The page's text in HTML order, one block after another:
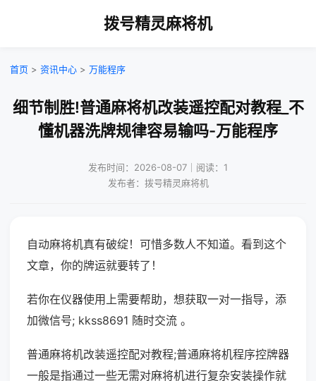
拨号精灵麻将机
首页 > 资讯中心 > 万能程序
细节制胜!普通麻将机改装遥控配对教程_不
懂机器洗牌规律容易输吗-万能程序
发布时间：2026-08-07｜阅读：1
发布者：拨号精灵麻将机
自动麻将机真有破绽！可惜多数人不知道。看到这个
文章，你的牌运就要转了！
若你在仪器使用上需要帮助，想获取一对一指导，添
加微信号; kkss8691 随时交流 。
普通麻将机改装遥控配对教程;普通麻将机程序控牌器
一般是指通过一些无需对麻将机进行复杂安装操作就